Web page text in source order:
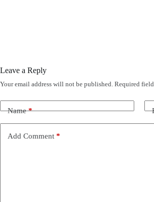
Leave a Reply
Your email address will not be published. Required
Name*
Add Comment *